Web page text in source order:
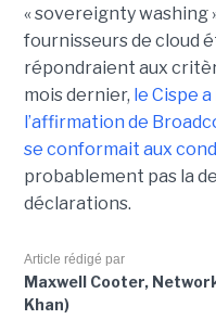
« sovereignty washing
fournisseurs de cloud
répondraient aux
mois dernier, le Cispe a
l’affirmation de
se conformait aux
probablement pas la
déclarations.
Article rédigé par
Maxwell Cooter,
Khan)